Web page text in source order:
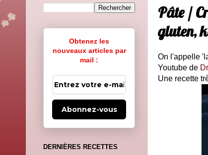
Pâte /
gluten,
On l'appelle
Youtube de
Une recette
Obtenez les
nouveaux articles par
mail :
Abonnez-vous
DERNIÈRES RECETTES